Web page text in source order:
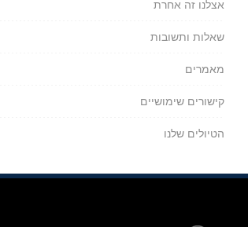
אצלנו זה אחרת
שאלות ותשובות
מאמרים
קישורים שימושיים
הטיולים שלנו